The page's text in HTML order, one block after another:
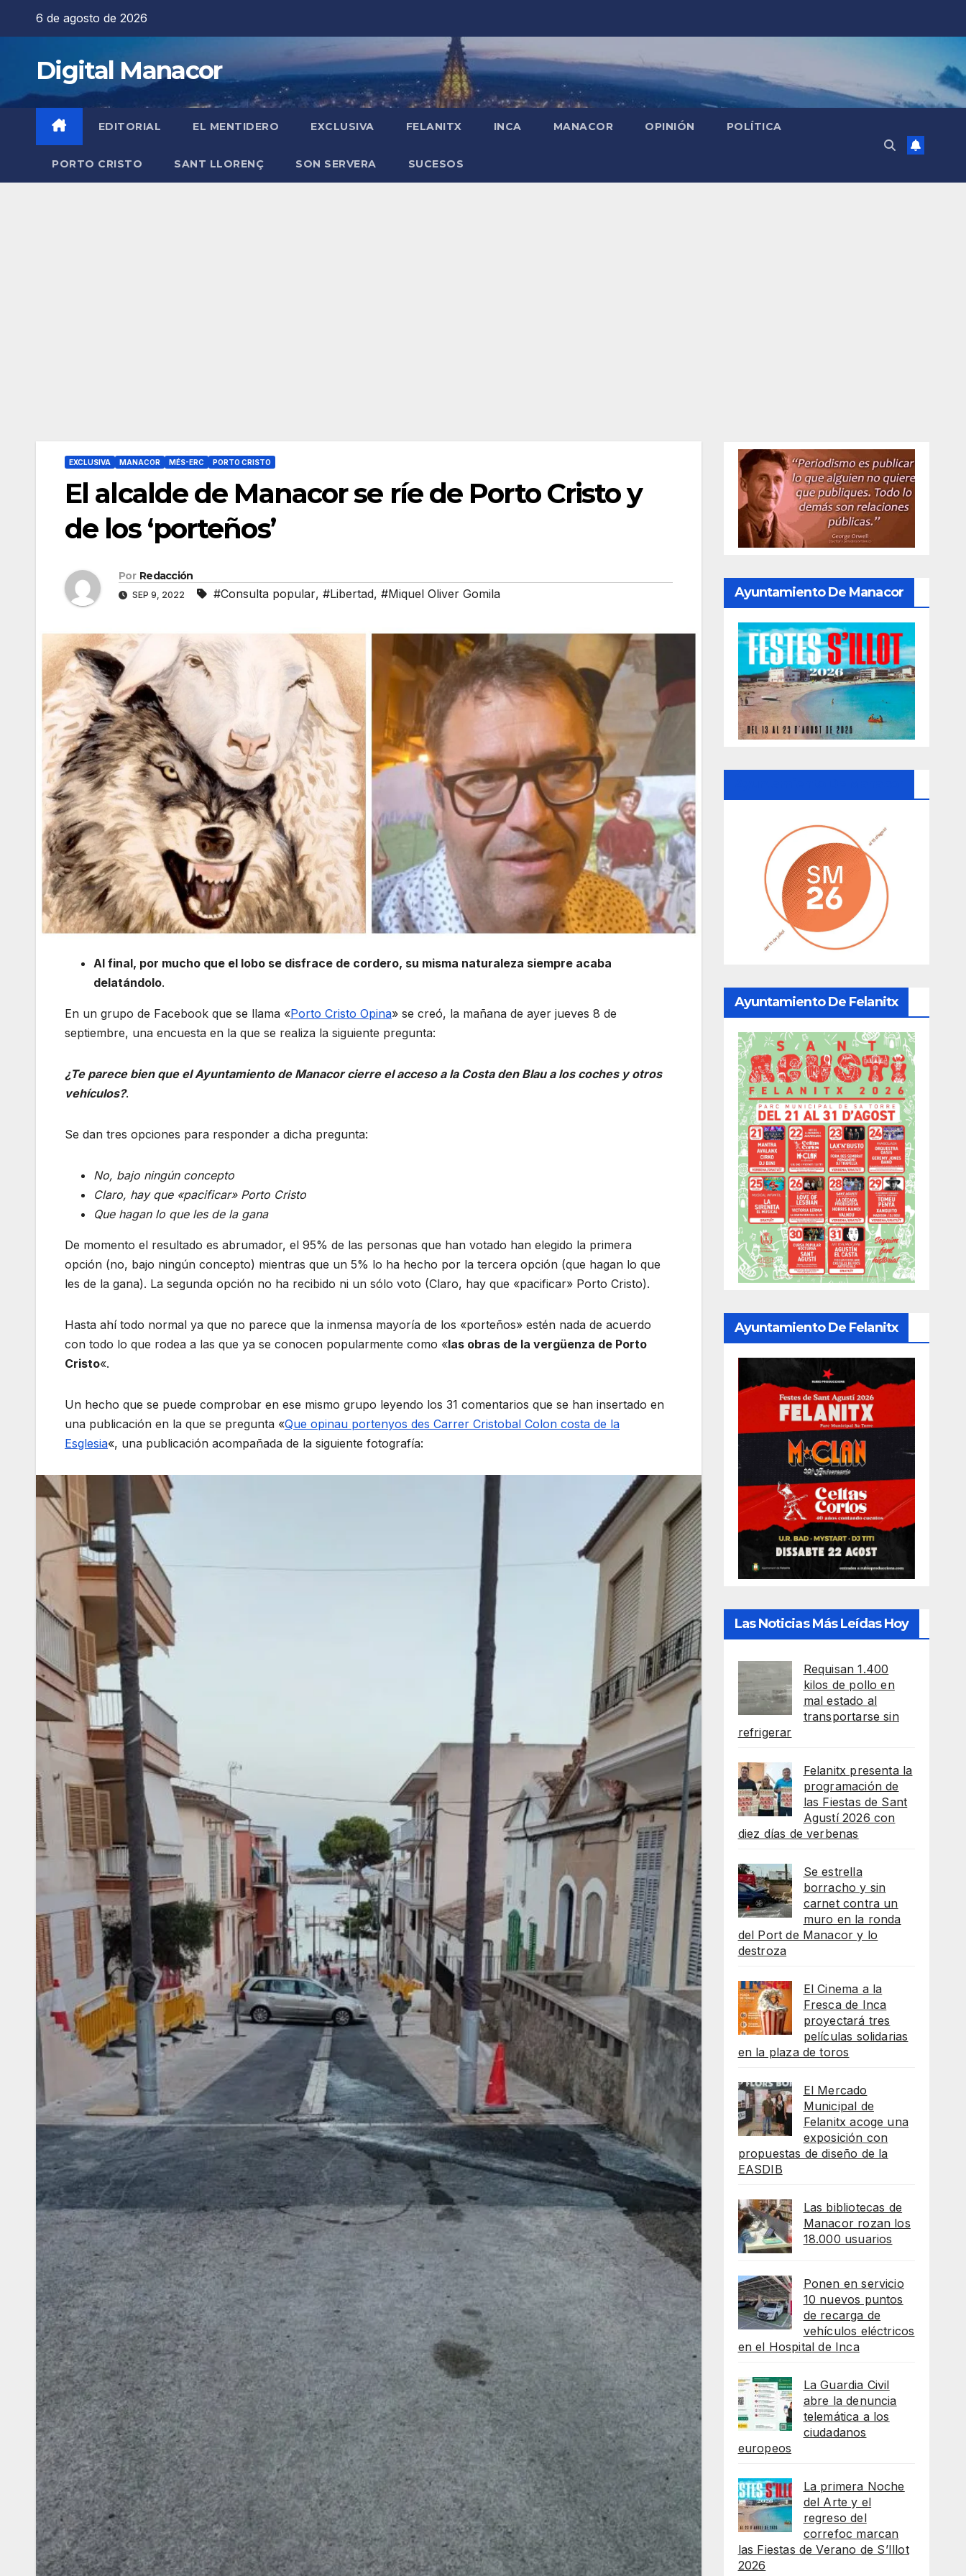
6 de agosto de 2026
Digital Manacor
EDITORIAL EL MENTIDERO EXCLUSIVA FELANITX INCA MANACOR OPINIÓN POLÍTICA
PORTO CRISTO SANT LLORENÇ SON SERVERA SUCESOS
EXCLUSIVA MANACOR MÉS-ERC PORTO CRISTO
El alcalde de Manacor se ríe de Porto Cristo y
de los ‘porteños’
Por Redacción
SEP 9, 2022 #Consulta popular, #Libertad, #Miquel Oliver Gomila
Al final, por mucho que el lobo se disfrace de cordero, su misma naturaleza siempre acaba
delatándolo.
En un grupo de Facebook que se llama «Porto Cristo Opina» se creó, la mañana de ayer jueves 8 de
septiembre, una encuesta en la que se realiza la siguiente pregunta:
¿Te parece bien que el Ayuntamiento de Manacor cierre el acceso a la Costa den Blau a los coches y otros
vehículos?.
Se dan tres opciones para responder a dicha pregunta:
No, bajo ningún concepto
Claro, hay que «pacificar» Porto Cristo
Que hagan lo que les de la gana
De momento el resultado es abrumador, el 95% de las personas que han votado han elegido la primera
opción (no, bajo ningún concepto) mientras que un 5% lo ha hecho por la tercera opción (que hagan lo que
les de la gana). La segunda opción no ha recibido ni un sólo voto (Claro, hay que «pacificar» Porto Cristo).
Hasta ahí todo normal ya que no parece que la inmensa mayoría de los «porteños» estén nada de acuerdo
con todo lo que rodea a las que ya se conocen popularmente como «las obras de la vergüenza de Porto
Cristo«.
Un hecho que se puede comprobar en ese mismo grupo leyendo los 31 comentarios que se han insertado en
una publicación en la que se pregunta «Que opinau portenyos des Carrer Cristobal Colon costa de la
Esglesia«, una publicación acompañada de la siguiente fotografía:
Ayuntamiento De Manacor
Ayuntamiento De Felanitx
Ayuntamiento De Felanitx
Las Noticias Más Leídas Hoy
Requisan 1.400
kilos de pollo en
mal estado al
transportarse sin
refrigerar
Felanitx presenta la
programación de
las Fiestas de Sant
Agustí 2026 con
diez días de verbenas
Se estrella
borracho y sin
carnet contra un
muro en la ronda
del Port de Manacor y lo
destroza
El Cinema a la
Fresca de Inca
proyectará tres
películas solidarias
en la plaza de toros
El Mercado
Municipal de
Felanitx acoge una
exposición con
propuestas de diseño de la
EASDIB
Las bibliotecas de
Manacor rozan los
18.000 usuarios
Ponen en servicio
10 nuevos puntos
de recarga de
vehículos eléctricos
en el Hospital de Inca
La Guardia Civil
abre la denuncia
telemática a los
ciudadanos
europeos
La primera Noche
del Arte y el
regreso del
correfoc marcan
las Fiestas de Verano de S’Illot
2026